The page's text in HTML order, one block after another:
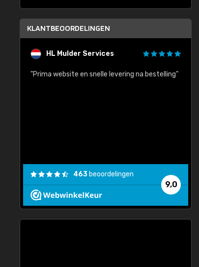
KLANTBEOORDELINGEN
HL Mulder Services
"Prima website en snelle levering na bestelling"
9,0
463 beoordelingen